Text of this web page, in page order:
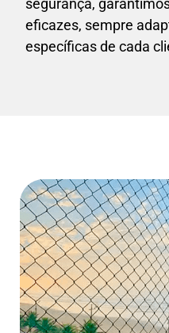
eficazes, sempre
específicas de cada